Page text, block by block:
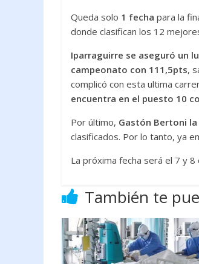
Queda solo 1 fecha para la
donde clasifican los 12
Iparraguirre se aseguró un
campeonato con 111,5pts,
complicó con esta ultima
encuentra en el puesto 10
Por último, Gastón Bertoni
clasificados. Por lo tanto, ya
La próxima fecha será el 7 y
También te